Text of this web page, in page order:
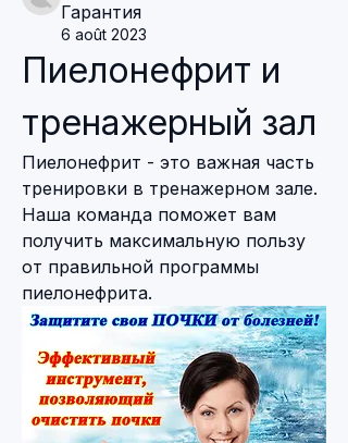
Гарантия
6 août 2023
Пиелонефрит и
тренажерный зал
Пиелонефрит - это важная часть
тренировки в тренажерном зале.
Наша команда поможет вам
получить максимальную пользу
от правильной программы
пиелонефрита.